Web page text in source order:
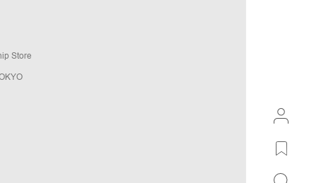
Store